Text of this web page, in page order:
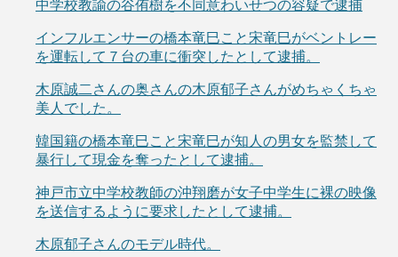
中学校教諭の谷侑樹を不同意わいせつの容疑で逮捕
インフルエンサーの橋本竜巳こと宋竜巳がベントレー
を運転して７台の車に衝突したとして逮捕。
木原誠二さんの奥さんの木原郁子さんがめちゃくちゃ
美人でした。
韓国籍の橋本竜巳こと宋竜巳が知人の男女を監禁して
暴行して現金を奪ったとして逮捕。
神戸市立中学校教師の沖翔磨が女子中学生に裸の映像
を送信するように要求したとして逮捕。
木原郁子さんのモデル時代。